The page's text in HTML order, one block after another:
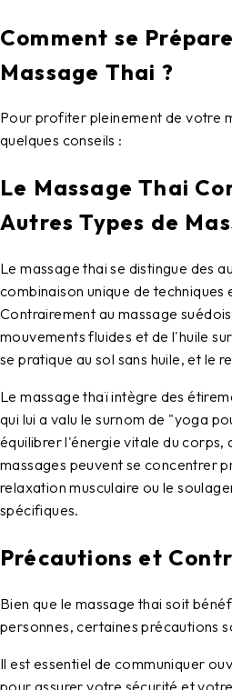
Comment se
Massage Thai ?
Pour profiter pleinement de votre
quelques conseils :
Le Massage Thai
Autres Types de
Lemassage thai se distingue des
combinaison unique de
Contrairement au massage
mouvements fluides et de l'huile
se pratique au sol sans huile, et le
Le massage thaï intègre des
qui lui a valu le surnom de "yoga
équilibrer l'énergie vitale du corps,
massages peuvent se concentrer
relaxation musculaire ou le
spécifiques.
Précautions et
Bien que le massage thai soit
personnes, certaines précautions
Il est essentiel de communiquer